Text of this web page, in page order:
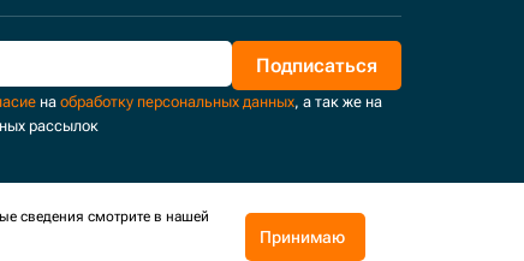
Подписаться
на обработку персональных данных, а так же на
рассылок
Поддержка и развитие
сведения смотрите в нашей
Принимаю